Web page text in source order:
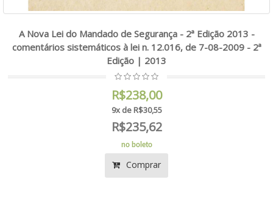
A Nova Lei do Mandado de Segurança - 2ª Edição 2013 -
comentários sistemáticos à lei n. 12.016, de 7-08-2009 - 2ª
Edição | 2013
R$238,00
9x de R$30,55
R$235,62
no boleto
Comprar